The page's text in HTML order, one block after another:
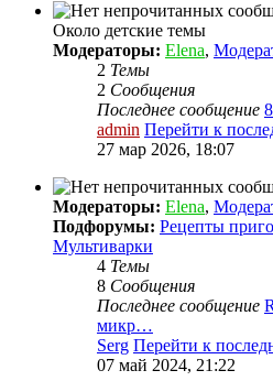
Около детские темы
Модераторы: Elena,
2 Темы
2 Сообщения
Последнее сообщение
admin Перейти к
27 мар 2026, 18:07
Модераторы: Elena,
Подфорумы: Рецепты
Мультиварки
4 Темы
8 Сообщения
Последнее сообщение
микр…
Serg Перейти к
07 май 2024, 21:22